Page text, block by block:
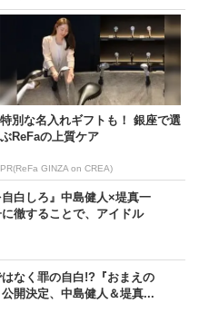
特別な名入れギフトも！ 銀座で選
ぶReFaの上質ケア
PR(ReFa GINZA on CREA)
自白しろ』中島健人×堤真一
徹することで、アイドル
なく罪の自白!?『おまえの
開決定、中島健人＆堤真...